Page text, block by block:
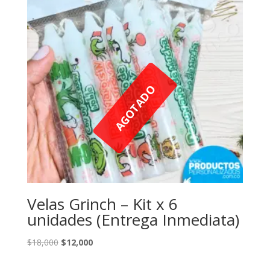
Velas Grinch – Kit x 6
unidades (Entrega Inmediata)
$18,000 El
$12,000El